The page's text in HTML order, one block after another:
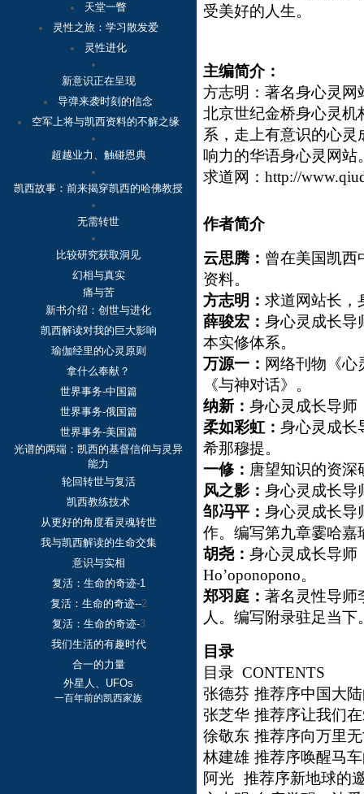
受美好的人生。
主编简介：
方志明：著名身心灵网
北京世纪金桥身心灵机
系，走上有意识的心灵
响力的华语身心灵网站
求道网： http://
作者简介
云思腾： 曾在美国凯西
资料。
方志明： 求道网站长，
薛骏宏： 身心灵成长导
本实修体系。
万源一： 网络刊物《
《与神对话》。
纳新： 身心灵成长导师
柔如彩虹： 身心灵成长
希那穆提。
一修： 唐望知识的资深
风之影： 身心灵成长导
邹冯平： 身心灵成长导
作。编写第九章霎哈嘉
胡尧： 身心灵成长导师
Ho’oponopono。
郑羽庭： 著名灵性导师
人。编写附录驻足当下
目录
目录 CONTENTS
张德芬 推荐序中国大
张芝华 推荐序让我们
徐敬东 推荐序向万里
林建雄 推荐序唤醒马
阿光 推荐序新地球的
天堂一瞥
灵性之旅：学习散发爱
灵性进化
新意识正在呈现
导弹来袭时刻的信念
空军上将与凯西资料的不解之缘
超越业力、触碰恩典
凯西故事： 前来揭穿凯西的哈佛教授
无需转世
比较研究获取洞见
幻相与真实
痛与苦
新书介绍：创世与进化
凯西解读对我的巨大影响
瑜伽经里的心灵原则
拿什么奉献？
世界事务-中国篇
世界事务-俄国篇
世界事务-美国篇
光谱的两端：凯西的基督信仰与灵异
能力
轮回转世与复活
凯西教练技术
从更好的角度看灵魂转世
我与凯西解读的生命交集
意识与实相
复活：生命的奇迹-1
复活：生命的奇迹--2
复活：生命的奇迹-3
我们生活的有趣时代
合一的力量
外星人、UFOs
一百年前的凯西家族